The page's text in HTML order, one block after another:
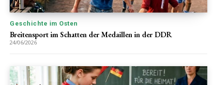
Geschichte im Osten
Breitensport im Schatten der Medaillen in der DDR
24/06/2026